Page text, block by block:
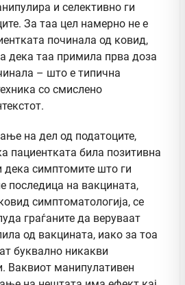
и селективно ги
За таа цел намерно не е
починала од ковид,
дека таа примила прва доза
– што е типична
со смислено
на дел од податоците,
пациентката била позитивна
дека симптомите што ги
последица на вакцината,
симптоматологија, се
граѓаните да веруваат
од вакцината, иако за тоа
буквално никакви
Ваквиот манипулативен